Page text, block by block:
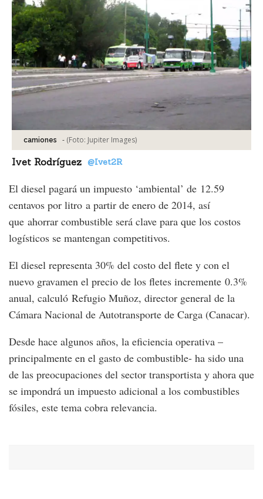
camiones - (Foto: Jupiter Images)
Ivet Rodríguez @Ivet2R
El diesel pagará un impuesto ‘ambiental’ de 12.59
centavos por litro a partir de enero de 2014, así
que ahorrar combustible será clave para que los costos
logísticos se mantengan competitivos.
El diesel representa 30% del costo del flete y con el
nuevo gravamen el precio de los fletes incremente 0.3%
anual, calculó Refugio Muñoz, director general de la
Cámara Nacional de Autotransporte de Carga (Canacar).
Desde hace algunos años, la eficiencia operativa –
principalmente en el gasto de combustible- ha sido una
de las preocupaciones del sector transportista y ahora que
se impondrá un impuesto adicional a los combustibles
fósiles, este tema cobra relevancia.